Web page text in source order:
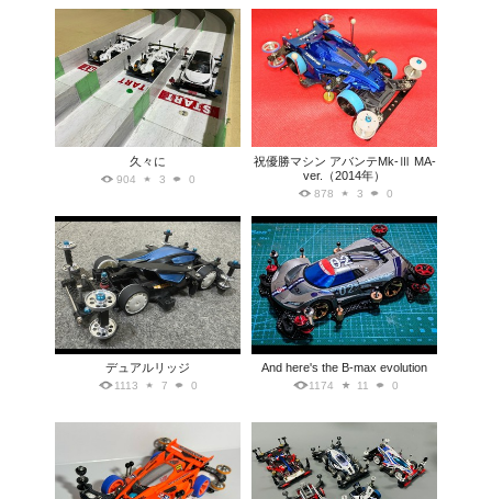
久々に
904 3 0
祝優勝マシン アバンテMk-Ⅲ MA-
ver.（2014年）
878 3 0
デュアルリッジ
1113 7 0
And here's the B-max evolution
1174 11 0